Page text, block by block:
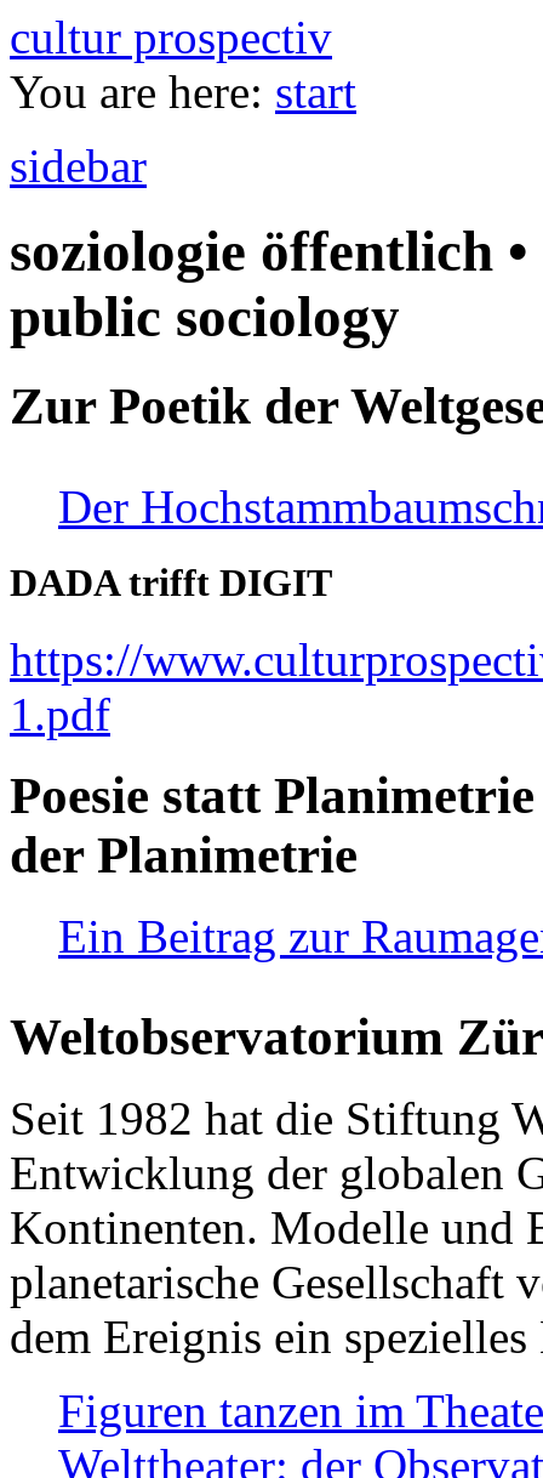
cultur prospectiv
You are here: start
sidebar
soziologie öffentlich
public sociology
Zur Poetik der
Der
DADA trifft DIGIT
https://
1.pdf
Poesie statt
der Planimetrie
Ein Beitrag zur
Weltobservatorium
Seit 1982 hat die Stiftung
Entwicklung der globalen
Kontinenten. Modelle und
planetarische Gesellschaft
dem Ereignis ein
Figuren tanzen im
Welttheater: der